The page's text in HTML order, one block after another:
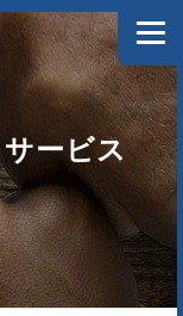
メニュ
ン 会社情報
ライバシーポリシー
ービス